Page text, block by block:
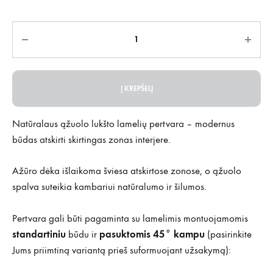
Į KREPŠELĮ
Natūralaus ąžuolo lukšto lamelių pertvara – modernus
būdas atskirti skirtingas zonas interjere.
Ažūro dėka išlaikoma šviesa atskirtose zonose, o ąžuolo
spalva suteikia kambariui natūralumo ir šilumos.
Pertvara gali būti pagaminta su lamelimis montuojamomis
standartiniu būdu ir pasuktomis 45° kampu (pasirinkite
Jums priimtiną variantą prieš suformuojant užsakymą):